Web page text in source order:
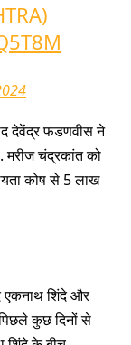
देवेंद्र फडणवीस ने
मरीज चंद्रकांत को
कोष से 5 लाख
एकनाथ शिंदे और
कुछ दिनों से